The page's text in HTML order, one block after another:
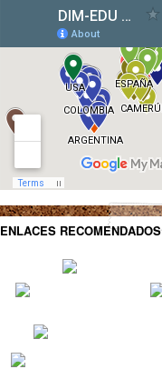
ENLACES RECOMENDADOS